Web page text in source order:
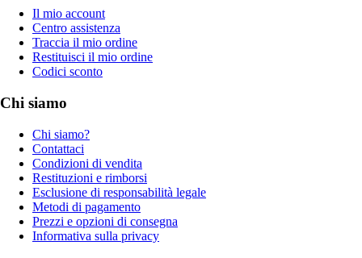
Il mio account
Centro assistenza
Traccia il mio ordine
Restituisci il mio ordine
Codici sconto
Chi siamo
Chi siamo?
Contattaci
Condizioni di vendita
Restituzioni e rimborsi
Esclusione di responsabilità legale
Metodi di pagamento
Prezzi e opzioni di consegna
Informativa sulla privacy